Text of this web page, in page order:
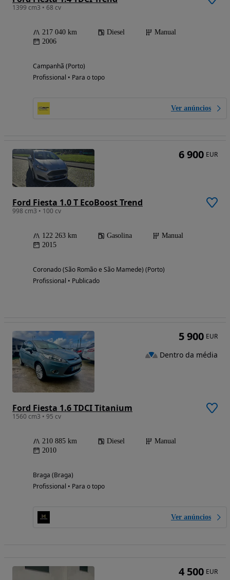
1399 cm3 • 68 cv
217 040 km Diesel
Manual
2006
Campanhã (Porto)
Profissional • Para o topo
Ver anúncios
Ford Fiesta 1.0 T EcoBoost Trend
998 cm3 • 100 cv
122 263 km Gasolina
Manual
2015
Coronado (São Romão e São Mamede) (Porto)
Profissional • Publicado
6 900 EUR
Ford Fiesta 1.6 TDCI Titanium
1560 cm3 • 95 cv
210 885 km Diesel
Manual
2010
Braga (Braga)
Profissional • Para o topo
Ver anúncios
5 900 EUR
Dentro da média
4 500 EUR